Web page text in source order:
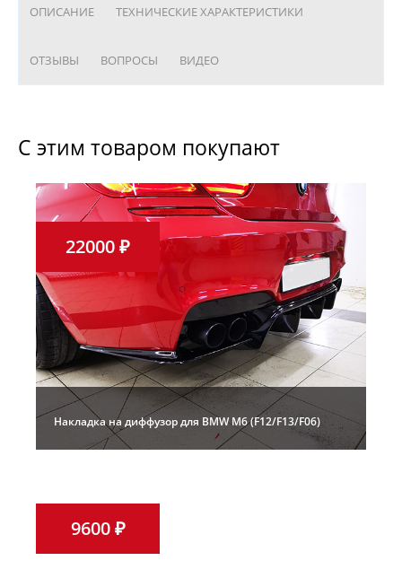
ОПИСАНИЕ ТЕХНИЧЕСКИЕ ХАРАКТЕРИСТИКИ
ОТЗЫВЫ ВОПРОСЫ ВИДЕО
С этим товаром покупают
22000 ₽
Накладка на диффузор для BMW M6 (F12/F13/F06)
9600 ₽